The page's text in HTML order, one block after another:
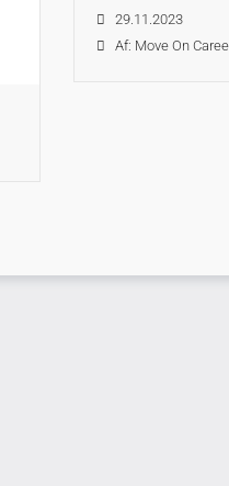
29.11.2023
Af: Move On